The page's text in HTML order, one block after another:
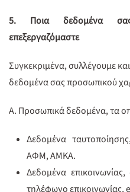
5. Ποια δεδομένα
επεξεργαζόμαστε
Συγκεκριμένα, συλλέγουμε
δεδομένα σας προσωπικού
Α. Προσωπικά δεδομένα, τα
Δεδομένα
ΑΦΜ, ΑΜΚΑ.
Δεδομένα
τηλέφωνο επικοινωνίας,